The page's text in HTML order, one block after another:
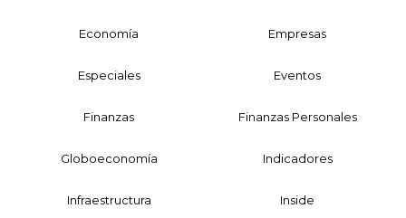
Economía Empresas
Especiales Eventos
Finanzas Finanzas Personales
Globoeconomía Indicadores
Infraestructura Inside